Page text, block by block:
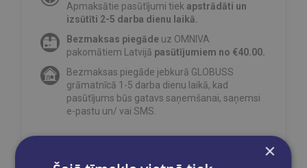
Apmaksātie pasūtījumi tiek apstrādāti un
izsūtīti 2-5 darba dienu laikā.
Bezmaksas piegāde uz OMNIVA
pakomātiem Latvijā pasūtījumiem no €40.00.
Bezmaksas piegāde jebkurā GLOBUSS
grāmatnīcā 1-5 darba dienu laikā, kad
pasūtījums būs gatavs saņemšanai, saņemsi
e-pastu un/ vai SMS.
×